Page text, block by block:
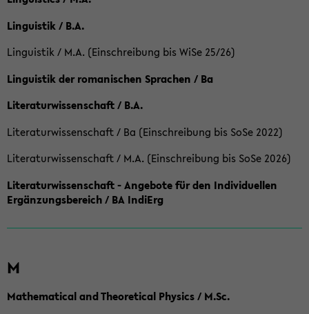
Linguistik / B.A.
Linguistik / M.A. (Einschreibung bis WiSe 25/26)
Linguistik der romanischen Sprachen / Ba
Literaturwissenschaft / B.A.
Literaturwissenschaft / Ba (Einschreibung bis SoSe 2022)
Literaturwissenschaft / M.A. (Einschreibung bis SoSe 2026)
Literaturwissenschaft - Angebote für den Individuellen
Ergänzungsbereich / BA IndiErg
M
Mathematical and Theoretical Physics / M.Sc.